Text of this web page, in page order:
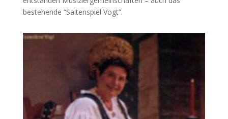
bestehende “Saitenspiel Vogt”.